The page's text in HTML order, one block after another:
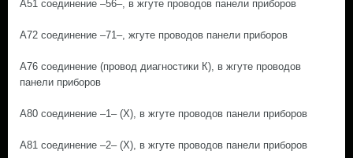
A51 соединение –56–, в жгуте проводов панели приборов
A72 соединение –71–, жгуте проводов панели приборов
A76 соединение (провод диагностики К), в жгуте проводов
панели приборов
A80 соединение –1– (Х), в жгуте проводов панели приборов
A81 соединение –2– (Х), в жгуте проводов панели приборов